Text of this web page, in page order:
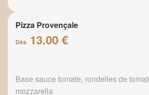
Pizza Provençale
Dès 13.00 €
Base sauce tomate, rondelles de
mozzarella